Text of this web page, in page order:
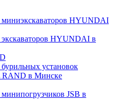
миниэкскаваторов HYUNDAI
экскаваторов HYUNDAI в
бурильных установок
RAND в Минске
минипогрузчиков JSB в